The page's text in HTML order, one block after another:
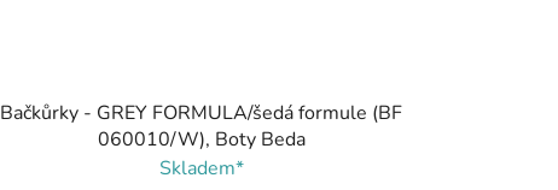
Bačkůrky - GREY FORMULA/šedá formule (BF
060010/W), Boty Beda
Skladem*